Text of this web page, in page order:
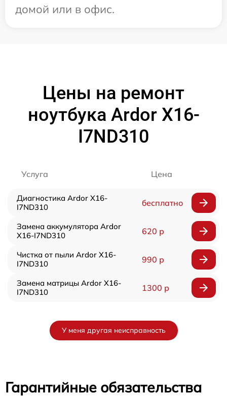
домой или в офис.
Цены на ремонт
ноутбука Ardor X16-
I7ND310
Услуга Цена
Диагностика Ardor X16-
I7ND310
бесплатно
Замена аккумулятора Ardor
X16-I7ND310
620 р
Чистка от пыли Ardor X16-
I7ND310
990 р
Замена матрицы Ardor X16-
I7ND310
1300 р
У меня другая неисправность
Гарантийные обязательства